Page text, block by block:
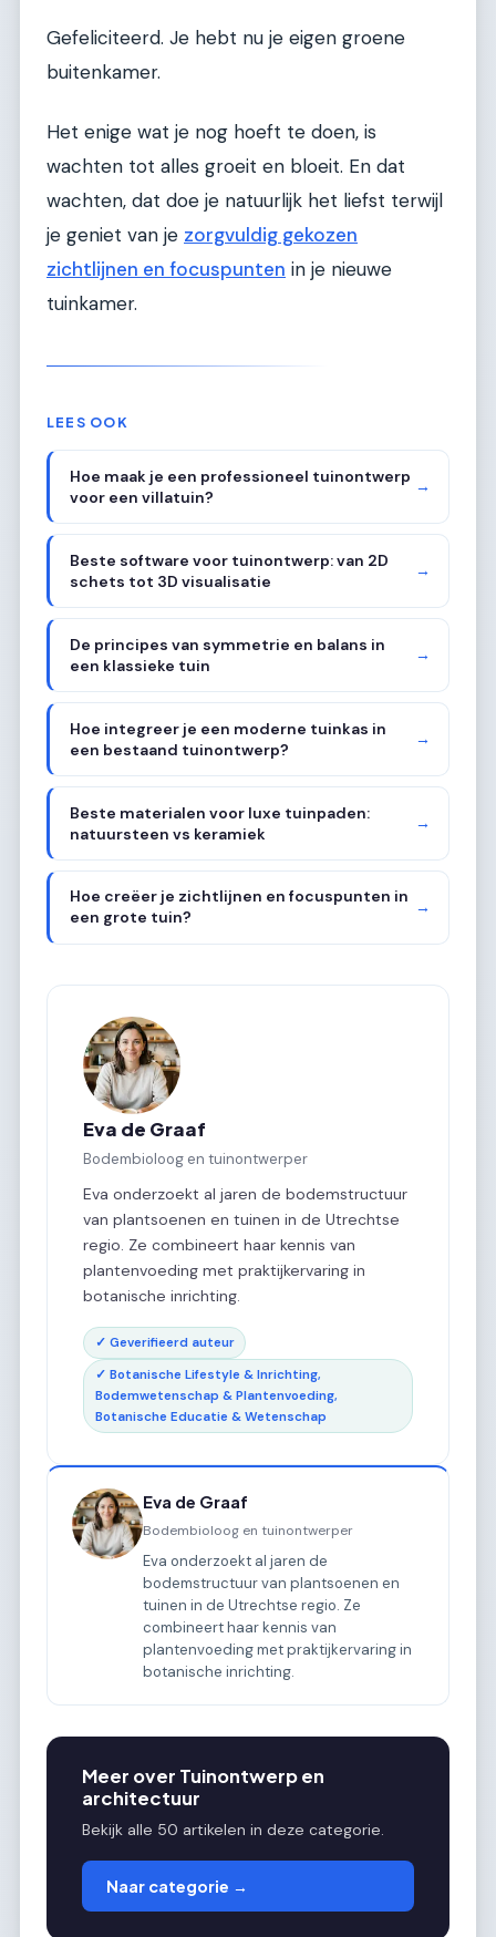
Gefeliciteerd. Je hebt nu je eigen groene
buitenkamer.
Het enige wat je nog hoeft te doen, is
wachten tot alles groeit en bloeit. En dat
wachten, dat doe je natuurlijk het liefst terwijl
je geniet van je zorgvuldig gekozen
zichtlijnen en focuspunten in je nieuwe
tuinkamer.
LEES OOK
Hoe maak je een professioneel tuinontwerp
voor een villatuin?
→
Beste software voor tuinontwerp: van 2D
schets tot 3D visualisatie
→
De principes van symmetrie en balans in
een klassieke tuin
→
Hoe integreer je een moderne tuinkas in
een bestaand tuinontwerp?
→
Beste materialen voor luxe tuinpaden:
natuursteen vs keramiek
→
Hoe creëer je zichtlijnen en focuspunten in
een grote tuin?
→
Eva de Graaf
Bodembioloog en tuinontwerper
Eva onderzoekt al jaren de bodemstructuur
van plantsoenen en tuinen in de Utrechtse
regio. Ze combineert haar kennis van
plantenvoeding met praktijkervaring in
botanische inrichting.
✓ Geverifieerd auteur
✓ Botanische Lifestyle & Inrichting,
Bodemwetenschap & Plantenvoeding,
Botanische Educatie & Wetenschap
Eva de Graaf
Bodembioloog en tuinontwerper
Eva onderzoekt al jaren de
bodemstructuur van plantsoenen en
tuinen in de Utrechtse regio. Ze
combineert haar kennis van
plantenvoeding met praktijkervaring in
botanische inrichting.
Meer over Tuinontwerp en
architectuur
Bekijk alle 50 artikelen in deze categorie.
Naar categorie →